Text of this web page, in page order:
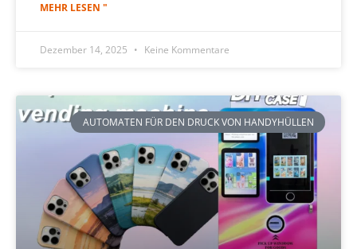
MEHR LESEN "
Dezember 14, 2025 Keine Kommentare
AUTOMATEN FÜR DEN DRUCK VON HANDYHÜLLEN